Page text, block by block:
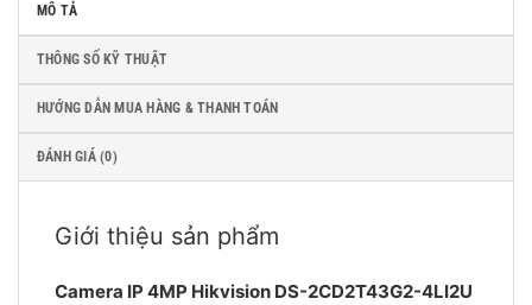
MÔ TẢ
THÔNG SỐ KỸ THUẬT
HƯỚNG DẪN MUA HÀNG & THANH TOÁN
ĐÁNH GIÁ (0)
Giới thiệu sản phẩm
Camera IP 4MP Hikvision DS-2CD2T43G2-4LI2U